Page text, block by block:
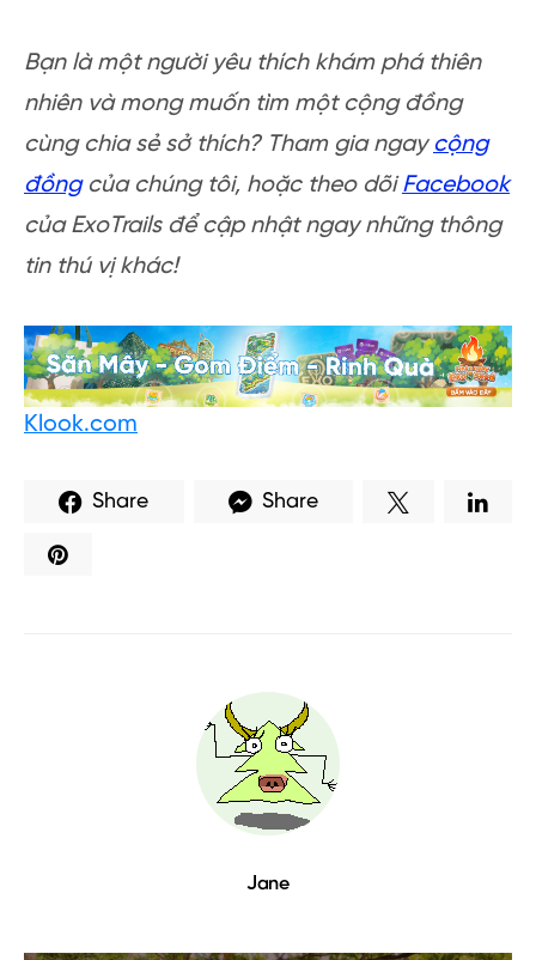
Bạn là một người yêu thích khám phá thiên
nhiên và mong muốn tìm một cộng đồng
cùng chia sẻ sở thích? Tham gia ngaycộng
đồngcủa chúng tôi, hoặc theo dõiFacebook
của ExoTrails để cập nhật ngay những thông
tin thú vị khác!
Klook.com
Share Share
Jane